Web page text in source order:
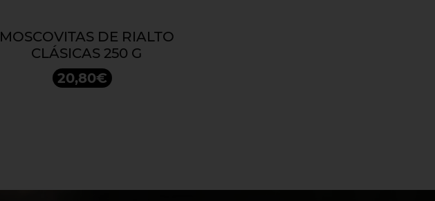
MOSCOVITAS DE RIALTO
CLÁSICAS 250 G
20,80€